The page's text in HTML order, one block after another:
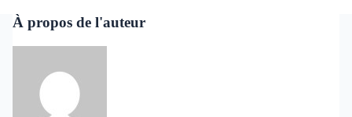
À propos de l'auteur